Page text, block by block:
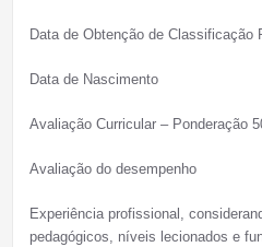
Data de Obtenção de Classificação
Data de Nascimento
Avaliação Curricular –
Avaliação do
Experiência profissional,
pedagógicos, níveis lecionados